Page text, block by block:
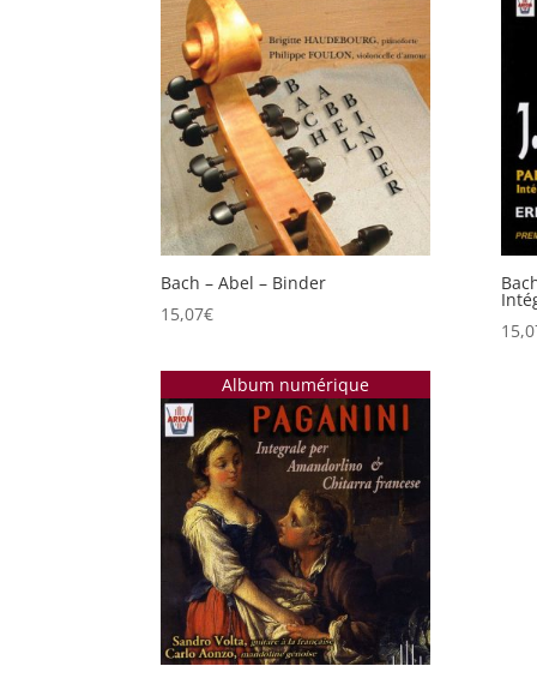
Bach – Abel – Binder
15,07€
Album numérique